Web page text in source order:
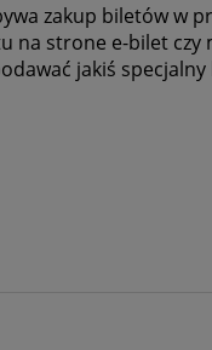
zakup biletów w
na strone e-bilet czy
jakiś